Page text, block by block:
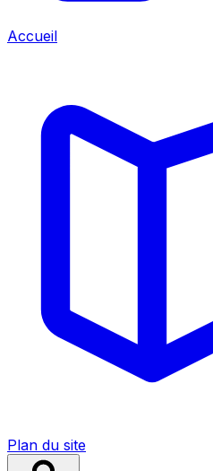
Accueil
Plan du site